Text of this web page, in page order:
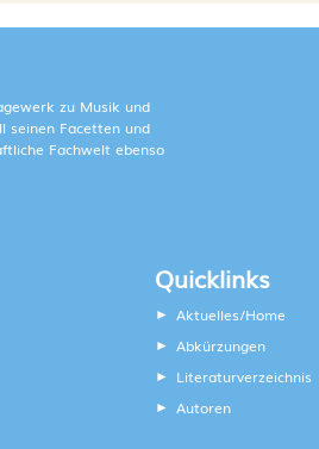
zu Musik und
seinen Facetten und
Fachwelt ebenso
Quicklinks
Aktuelles/Home
Abkürzungen
Literaturverzeichnis
Autoren